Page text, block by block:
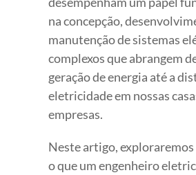
na concepção,
manutenção de sistemas
complexos que abrangem
geração de energia até a
eletricidade em nossas
empresas.
Neste artigo,
o que um engenheiro